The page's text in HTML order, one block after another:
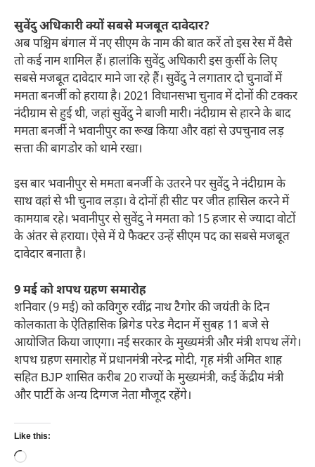
सुवेंदु अधिकारी क्यों सबसे मजबूत दावेदार?
अब पश्चिम बंगाल में नए सीएम के नाम की बात करें तो इस रेस में वैसे
तो कई नाम शामिल हैं। हालांकि सुवेंदु अधिकारी इस कुर्सी के लिए
सबसे मजबूत दावेदार माने जा रहे हैं। सुवेंदु ने लगातार दो चुनावों में
ममता बनर्जी को हराया है। 2021 विधानसभा चुनाव में दोनों की टक्कर
नंदीग्राम से हुई थी, जहां सुवेंदु ने बाजी मारी। नंदीग्राम से हारने के बाद
ममता बनर्जी ने भवानीपुर का रूख किया और वहां से उपचुनाव लड़
सत्ता की बागडोर को थामे रखा।
इस बार भवानीपुर से ममता बनर्जी के उतरने पर सुवेंदु ने नंदीग्राम के
साथ वहां से भी चुनाव लड़ा। वे दोनों ही सीट पर जीत हासिल करने में
कामयाब रहे। भवानीपुर से सुवेंदु ने ममता को 15 हजार से ज्यादा वोटों
के अंतर से हराया। ऐसे में ये फैक्टर उन्हें सीएम पद का सबसे मजबूत
दावेदार बनाता है।
9 मई को शपथ ग्रहण समारोह
शनिवार (9 मई) को कविगुरु रवींद्र नाथ टैगोर की जयंती के दिन
कोलकाता के ऐतिहासिक ब्रिगेड परेड मैदान में सुबह 11 बजे से
आयोजित किया जाएगा। नई सरकार के मुख्यमंत्री और मंत्री शपथ लेंगे।
शपथ ग्रहण समारोह में प्रधानमंत्री नरेन्द्र मोदी, गृह मंत्री अमित शाह
सहित BJP शासित करीब 20 राज्यों के मुख्यमंत्री, कई केंद्रीय मंत्री
और पार्टी के अन्य दिग्गज नेता मौजूद रहेंगे।
Like this:
Loading…